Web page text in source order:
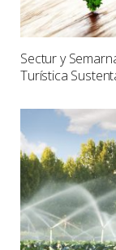
Sectur y
Turística